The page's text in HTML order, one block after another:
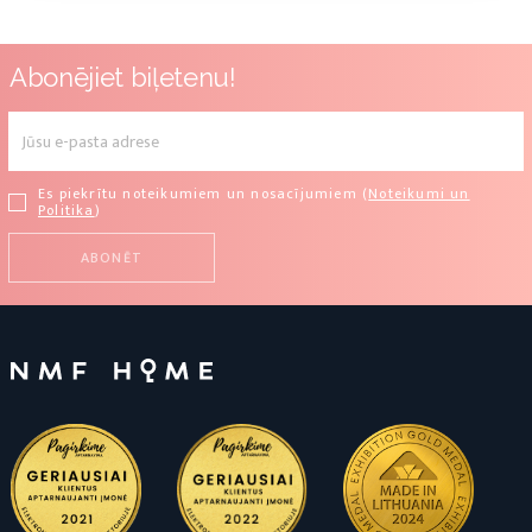
Abonējiet biļetenu!
Es piekrītu noteikumiem un nosacījumiem (Noteikumi un
Politika)